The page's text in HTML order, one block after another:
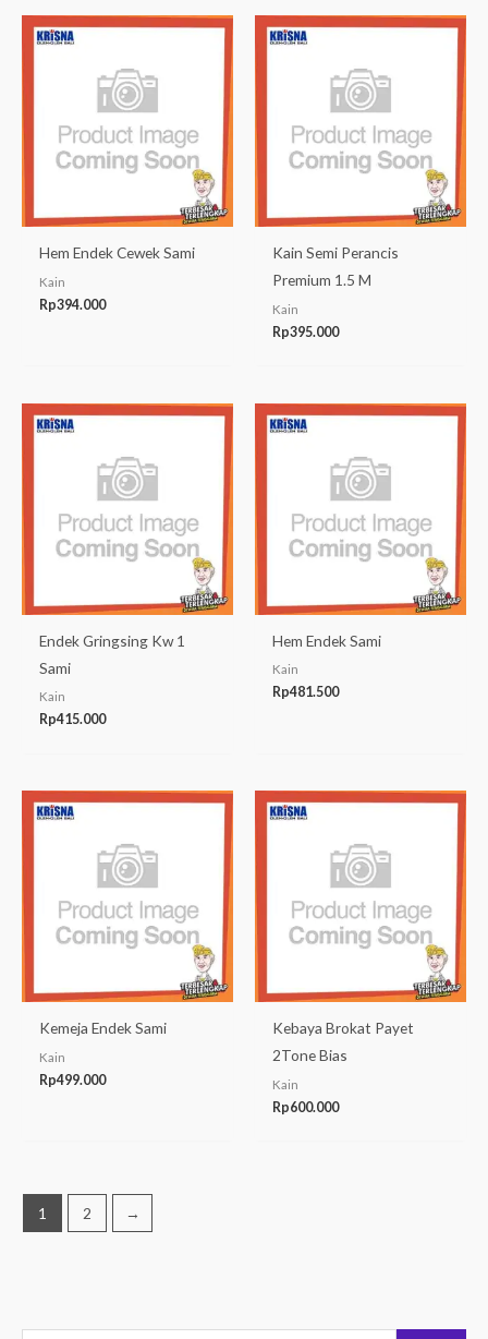
Hem Endek Cewek Sami
Kain
Rp394.000
Kain Semi Perancis
Premium 1.5 M
Kain
Rp395.000
Endek Gringsing Kw 1
Sami
Kain
Rp415.000
Hem Endek Sami
Kain
Rp481.500
Kemeja Endek Sami
Kain
Rp499.000
Kebaya Brokat Payet
2Tone Bias
Kain
Rp600.000
1 2 →